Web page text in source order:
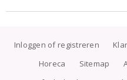
Inloggen of registreren
Horeca
Sitemap